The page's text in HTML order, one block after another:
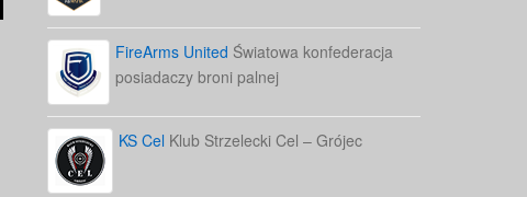
FireArms United Światowa konfederacja
posiadaczy broni palnej
KS Cel Klub Strzelecki Cel – Grójec